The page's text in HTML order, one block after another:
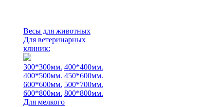
Весы для животных
Для ветеринарных
клиник:
300*300мм. 400*400мм.
400*500мм. 450*600мм.
600*600мм. 500*700мм.
600*800мм. 800*800мм.
Для мелкого